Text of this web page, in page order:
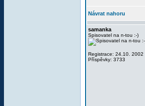
Návrat nahoru
samanka
Spisovatel na n-tou :-)
Registrace: 24.10. 2002
Příspěvky: 3733